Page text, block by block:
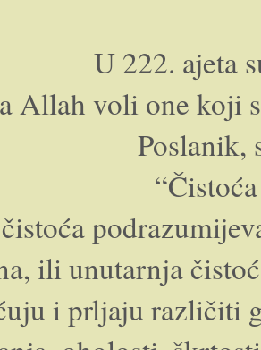
U 222. ajeta
Allah voli one koji
Poslanik,
ili unutarnja
i prljaju različiti